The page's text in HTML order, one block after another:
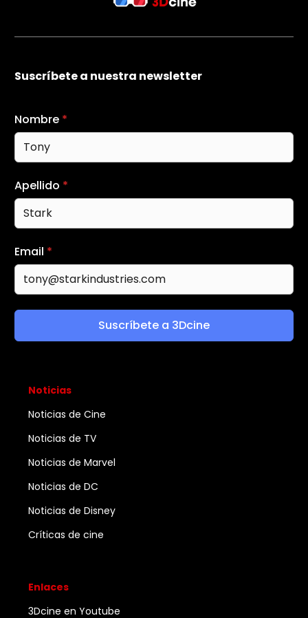
Suscríbete a nuestra newsletter
Nombre *
Apellido *
Email *
Suscríbete a 3Dcine
Noticias
Noticias de Cine
Noticias de TV
Noticias de Marvel
Noticias de DC
Noticias de Disney
Críticas de cine
Enlaces
3Dcine en Youtube